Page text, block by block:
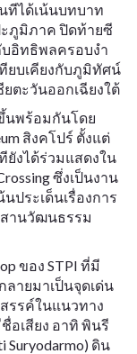
นทีได้เน้นบทบาท
ะภูมิภาค ปิดท้ายซี
บอิทธิพลครอบงำ
ยบเคียงกับภูมิทัศน์
ตะวันออกเฉียงใต้
นพร้อมกันโดย
สิงคโปร์ ตั้งแต่
ยังได้ร่วมแสดงใน
ซึ่งเป็นงาน
ประเด็นเรื่องการ
านวัฒนธรรม
ของ STPI ที่มี
ายมาเป็นจุดเด่น
รรค์ในแนวทาง
เสียง อาทิ พินรี
ดิน